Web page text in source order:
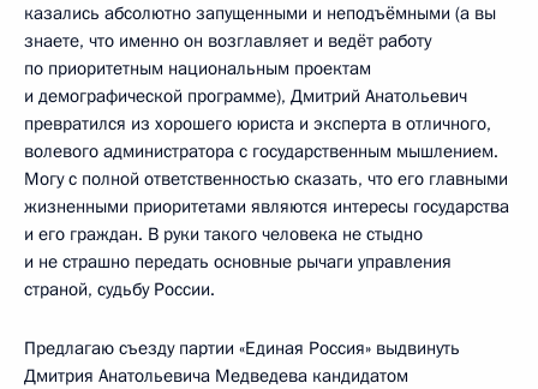
казались абсолютно запущенными и неподъёмными (а вы
знаете, что именно он возглавляет и ведёт работу
по приоритетным национальным проектам
и демографической программе), Дмитрий Анатольевич
превратился из хорошего юриста и эксперта в отличного,
волевого администратора с государственным мышлением.
Могу с полной ответственностью сказать, что его главными
жизненными приоритетами являются интересы государства
и его граждан. В руки такого человека не стыдно
и не страшно передать основные рычаги управления
страной, судьбу России.
Предлагаю съезду партии «Единая Россия» выдвинуть
Дмитрия Анатольевича Медведева кандидатом